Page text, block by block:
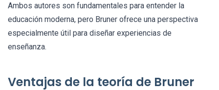
Ambos autores son fundamentales para entender la
educación moderna, pero Bruner ofrece una perspectiva
especialmente útil para diseñar experiencias de
enseñanza.
Ventajas de la teoría de Bruner